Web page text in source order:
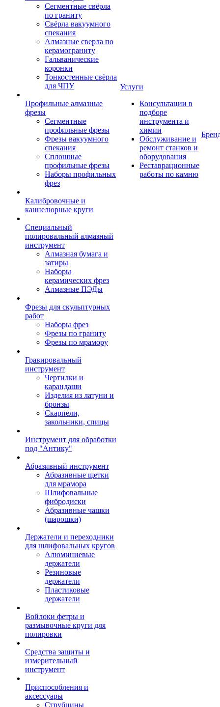
Сегментные свёрла
по граниту
Свёрла вакуумного
спекания
Алмазные сверла по
керамограниту
Гальванические
коронки
Тонкостенные свёрла
для ЧПУ
Профильные алмазные
фрезы
Сегментные
профильные фрезы
Фрезы вакуумного
спекания
Сплошные
профильные фрезы
Наборы профильных
фрез
Калибровочные и
каннелюрные круги
Специальный
полировальный алмазный
инструмент
Алмазная бумага и
затиры
Наборы
керамических фрез
Алмазные ПЭДы
Фрезы для скульптурных
работ
Наборы фрез
Фрезы по граниту
Фрезы по мрамору
Гравировальный
инструмент
Чертилки и
карандаши
Изделия из латуни и
бронзы
Скарпели,
закольники, спицы
Инструмент для обработки
под "Антику"
Абразивный инструмент
Абразивные щетки
для мрамора
Шлифовальные
фибродиски
Абразивные чашки
(шарошки)
Держатели и переходники
для шлифовальных кругов
Алюминиевые
держатели
Резиновые
держатели
Пластиковые
держатели
Войлоки фетры и
размывочные круги для
полировки
Средства защиты и
измерительный
инструмент
Приспособления и
аксессуары
Струбцины
Услуги
Консультации в
подборе
инструмента и
химии
Обслуживание и
ремонт станков и
оборудования
Реставрационные
работы по камню